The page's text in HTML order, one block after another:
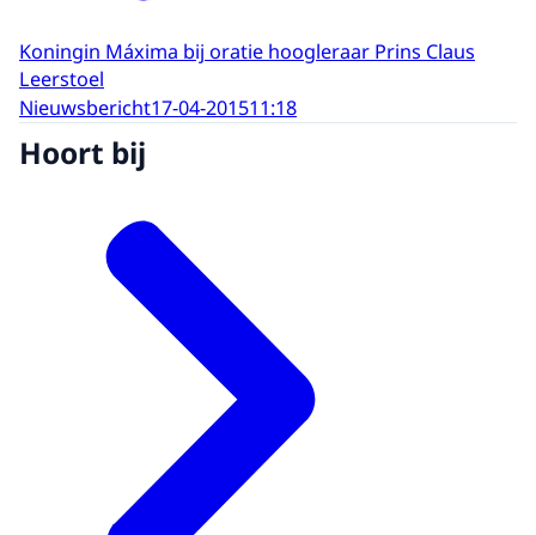
Koningin Máxima bij oratie hoogleraar Prins Claus
Leerstoel
Nieuwsbericht17-04-201511:18
Hoort bij